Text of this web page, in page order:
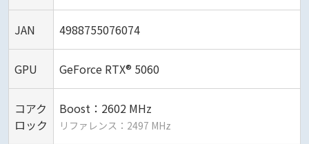
JAN 4988755076074
GPU GeForce RTX® 5060
コアク
ロック
Boost：2602 MHz
リファレンス：2497 MHz